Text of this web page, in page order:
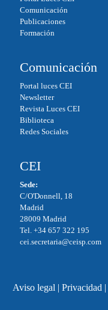
Comunicación
Publicaciones
Formación
Comunicación
Portal luces CEI
Newsletter
Revista Luces CEI
Biblioteca
Redes Sociales
CEI
Sede:
C/O'Donnell, 18
Madrid
28009 Madrid
Tel. +34 657 322 195
cei.secretaria@ceisp.com
Aviso legal| Privacidad|